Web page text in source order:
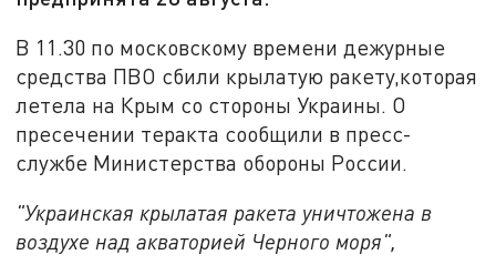
В 11.30 по московскому времени дежурные
средства ПВО сбили крылатую ракету,которая
летела на Крым со стороны Украины. О
пресечении теракта сообщили в пресс-
службе Министерства обороны России.
"Украинская крылатая ракета уничтожена в
воздухе над акваторией Черного моря",